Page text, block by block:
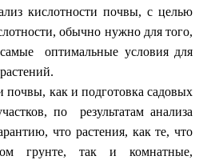
почвы, с целью
обычно нужно для того,
оптимальные условия для
как и подготовка садовых
по результатам анализа
что растения, как те, что
грунте, так и комнатные,